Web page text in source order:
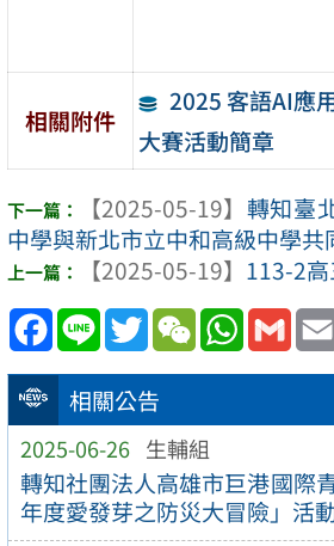
相關公告
2025-06-26 生輔組
轉知社團法人高雄市巨港國際
年度愛發芽之防災大冒險」活
相關附件
2025 客語AI應
大賽活動簡章
【2025-05-19】 轉知臺
中學與新北市立中和高級中學共
【2025-05-19】 113-2
Facebook
Line TwitterWeChat